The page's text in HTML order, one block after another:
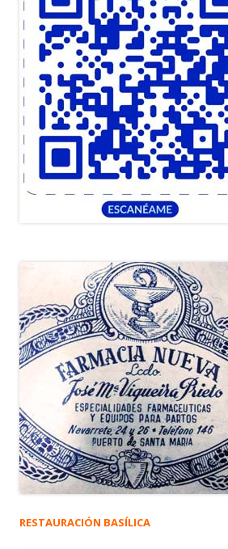
RESTAURACIÓN BASÍLICA